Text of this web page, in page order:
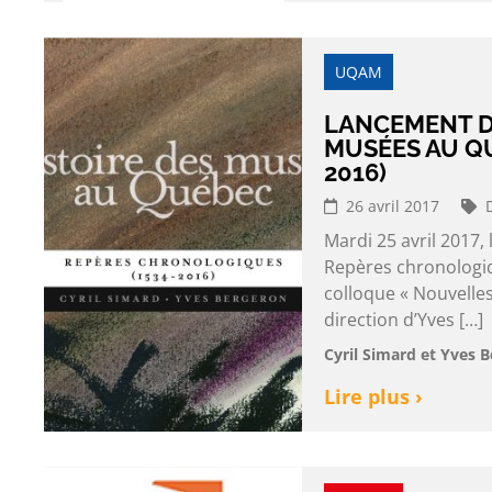
UQAM
LANCEMENT
MUSÉES AU
2016)
26 avril 2017
Mardi 25 avril
Repères
colloque «
direction d’Yves […]
Cyril Simard et Yves
Lire plus ›